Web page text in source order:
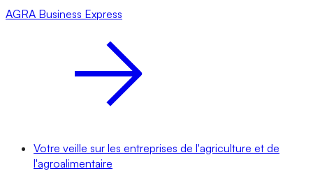
AGRA Business Express
Votre veille sur les entreprises de l'agriculture et de
l'agroalimentaire